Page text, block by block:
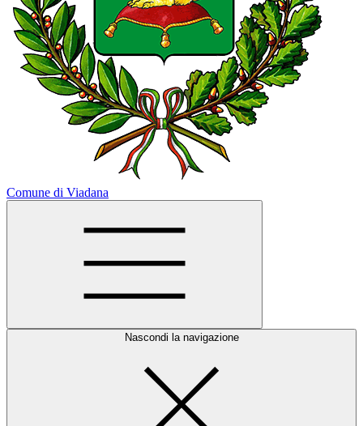
Comune di Viadana
Nascondi la navigazione